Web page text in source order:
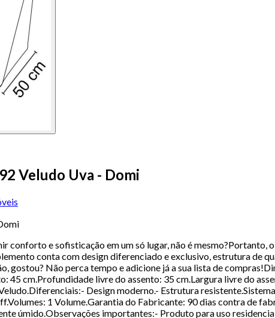
Veludo Uva - Domi
conforto e sofisticação em um só lugar, não é
conta com design diferenciado e exclusivo, estrutura de
gostou? Não perca tempo e adicione já a sua lista de
45 cm.Profundidade livre do assento: 35 cm.Largura livre do
Design moderno.- Estrutura
1 Volume.Garantia do Fabricante: 90 dias contra de
úmido.Observações importantes:- Produto para uso